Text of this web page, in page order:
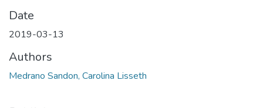
Date
2019-03-13
Authors
Medrano Sandon, Carolina Lisseth